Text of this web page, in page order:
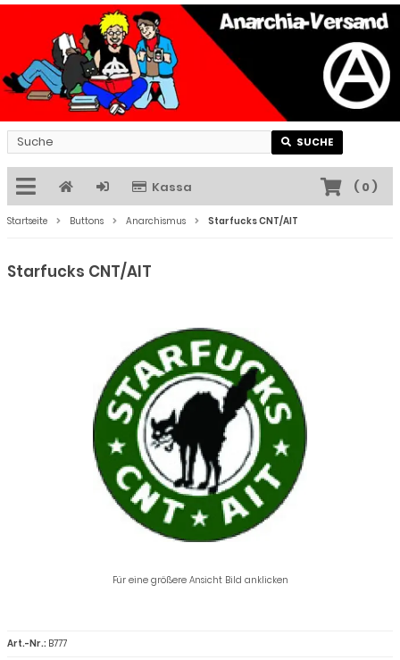
SUCHE
Kassa ( 0)
Startseite Buttons Anarchismus Starfucks CNT/AIT
Starfucks CNT/AIT
Für eine größere Ansicht Bild anklicken
Art.-Nr.: B777